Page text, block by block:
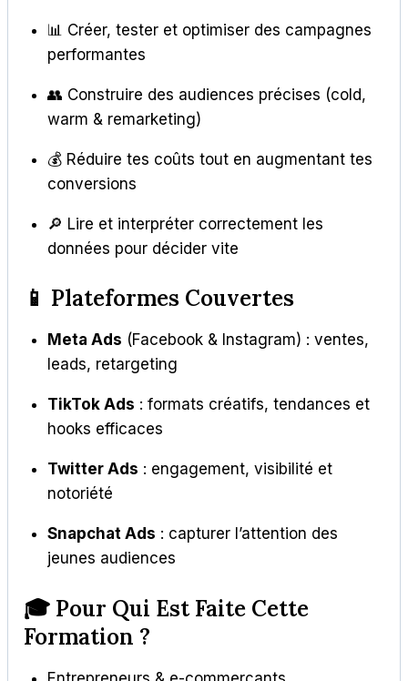
📊 Créer, tester et optimiser des campagnes
performantes
👥 Construire des audiences précises (cold,
warm & remarketing)
💰 Réduire tes coûts tout en augmentant tes
conversions
🔎 Lire et interpréter correctement les
données pour décider vite
📱 Plateformes Couvertes
Meta Ads (Facebook & Instagram) : ventes,
leads, retargeting
TikTok Ads : formats créatifs, tendances et
hooks efficaces
Twitter Ads : engagement, visibilité et
notoriété
Snapchat Ads : capturer l’attention des
jeunes audiences
🎓 Pour Qui Est Faite Cette
Formation ?